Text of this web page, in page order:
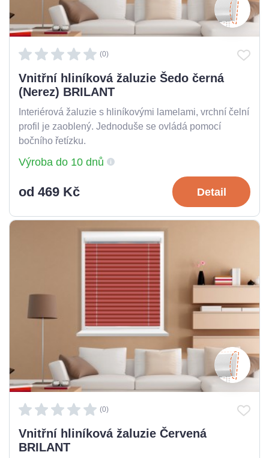
(0)
Vnitřní hliníková žaluzie Šedo černá
(Nerez) BRILANT
Interiérová žaluzie s hliníkovými lamelami, vrchní čelní
profil je zaoblený. Jednoduše se ovládá pomocí
bočního řetízku.
Výroba do 10 dnů
od 469 Kč Detail
(0)
Vnitřní hliníková žaluzie Červená
BRILANT